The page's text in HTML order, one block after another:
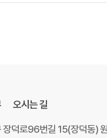
오시는 길
덕로96번길 15(장덕동)